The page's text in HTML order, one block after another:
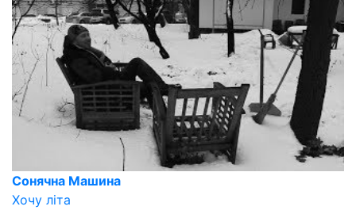
Сонячна Машина
Хочу літа